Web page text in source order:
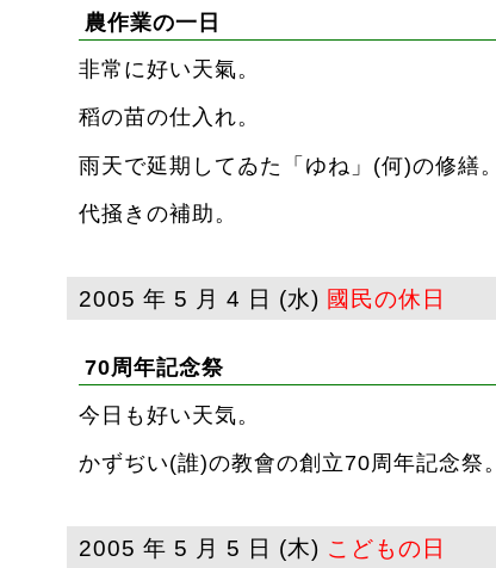
農作業の一日
非常に好い天氣。
稻の苗の仕入れ。
雨天で延期してゐた「ゆね」(何)の修繕。
代掻きの補助。
2005 年 5 月 4 日 (水) 國民の休日
70周年記念祭
今日も好い天気。
かずぢい(誰)の教會の創立70周年記念祭。
2005 年 5 月 5 日 (木) こどもの日